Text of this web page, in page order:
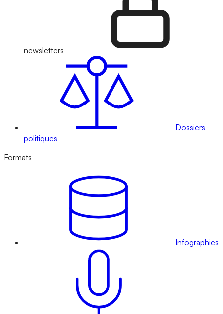
newsletters
Dossiers
politiques
Formats
Infographies